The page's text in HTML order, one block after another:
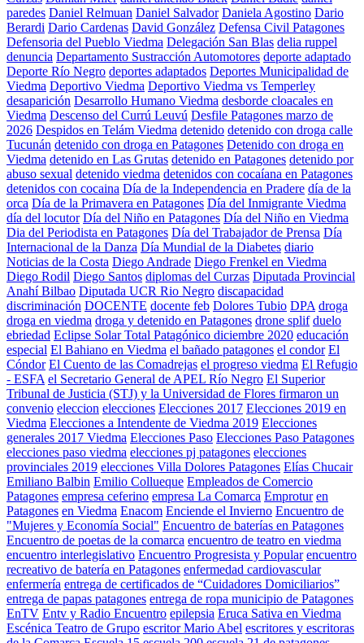
paredes Daniel Relmuan Daniel Salvador Daniela Agostino Dario
Berardi Dario Cardenas David González Defensa Civil Patagones
Defensoria del Pueblo Viedma Delegación San Blas delia ruppel
denuncia Departamento Sustracción Automotores deporte adaptado
Deporte Río Negro deportes adaptados Deportes Municipalidad de
Viedma Deportivo Viedma Deportivo Viedma vs Temperley
desaparición Desarrollo Humano Viedma desborde cloacales en
Viedma Descenso del Currú Leuvú Desfile Patagones marzo de
2026 Despidos en Telám Viedma detenido detenido con droga calle
Tucunán detenido con droga en Patagones Detenido con droga en
Viedma detenido en Las Grutas detenido en Patagones detenido por
abuso sexual detenido viedma detenidos con cocaíana en Patagones
detenidos con cocaina Día de la Independencia en Pradere día de la
orca Día de la Primavera en Patagones Día del Inmigrante Viedma
día del locutor Día del Niño en Patagones Día del Niño en Viedma
Dia del Periodista en Patagones Día del Trabajador de Prensa Día
Internacional de la Danza Día Mundial de la Diabetes diario
Noticias de la Costa Diego Andrade Diego Frenkel en Viedma
Diego Rodil Diego Santos diplomas del Curzas Diputada Provincial
Anahí Bilbao Diputada UCR Rio Negro discapacidad
discriminación DOCENTE docente feb Dolores Tubio DPA droga
droga en viedma droga y detenido en Patagones drone splif duelo
ebriedad Eclipse Solar Total Patagónico diciembre 2020 educación
especial El Bahiano en Viedma el bañado patagones el condor El
Cóndor El Cuento de las Comadrejas el progreso viedma El Refugio
- ESFA el Secretario General de APEL Río Negro El Superior
Tribunal de Justicia (STJ) y la Universidad de Flores firmaron un
convenio eleccion elecciones Elecciones 2017 Elecciones 2019 en
Viedma Elecciones a Intendente de Viedma 2019 Elecciones
generales 2017 Viedma Elecciones Paso Elecciones Paso Patagones
elecciones paso viedma elecciones pj patagones elecciones
provinciales 2019 elecciones Villa Dolores Patagones Elías Chucair
Emiliano Balbin Emilio Collueque Empleados de Comercio
Patagones empresa ceferino empresa La Comarca Emprotur en
Patagones en Viedma Enacom Enciende el Invierno Encuentro de
"Mujeres y Economía Social" Encuentro de baterías en Patagones
Encuentro de poetas de la comarca encuentro de teatro en viedma
encuentro interlegislativo Encuentro Progresista y Popular encuentro
recreativo de batería en Patagones enfermedad cardiovascular
enfermería entrega de certificados de “Cuidadores Domiciliarios”
entrega de papas patagones entrega de ropa municipio de Patagones
EnTV Entv y Radio Encuentro epilepsia Eruca Sativa en Viedma
Escénica Teatro de Grupo escritor Mario Abel escritores y escritoras